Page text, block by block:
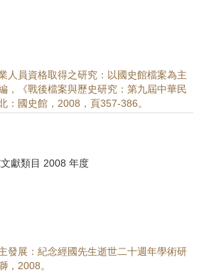
人員資格取得之研究：以國史館檔案為主
，《戰後檔案與歷史研究：第九屆中華民
：國史館，2008，頁357-386。
獻類目 2008 年度
發展：紀念經國先生逝世二十週年學術研
，2008。